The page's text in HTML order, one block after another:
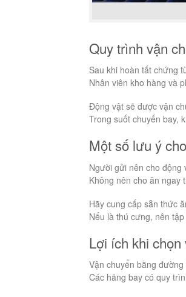
Quy trình vận
Sau khi hoàn tất chứng
Nhân viên kho hàng và
Động vật sẽ được vận
Trong suốt chuyến bay,
Một số lưu ý
Người gửi nên cho động
Không nên cho ăn ngay
Hãy cung cấp sẵn thức
Nếu là thú cưng, nên
Lợi ích khi chọn
Vận chuyển bằng
Các hãng bay có quy